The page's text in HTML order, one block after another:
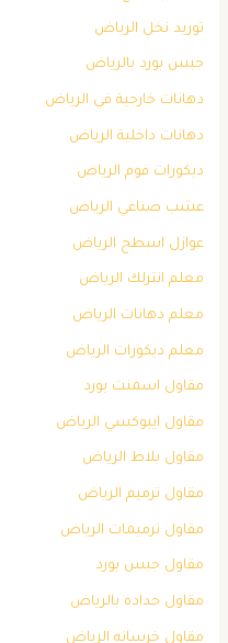
توريد نخل الرياض
جبس بورد بالرياض
دهانات خارجية في الرياض
دهانات داخلية الرياض
ديكورات فوم الرياض
عشب صناعي الرياض
عوازل اسطح الرياض
معلم انترلك الرياض
معلم دهانات الرياض
معلم ديكورات الرياض
مقاول اسمنت بورد
مقاول ايبوكسي الرياض
مقاول بلاط الرياض
مقاول ترميم الرياض
مقاول ترميمات الرياض
مقاول جبس بورد
مقاول حداده بالرياض
مقاول خرسانه الرياض